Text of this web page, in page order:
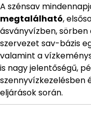
A szénsav
megtalálható,
ásványvízben, sörben
szervezet sav-bázis
valamint a
is nagy jelentőségű,
szennyvízkezelésben
eljárások során.